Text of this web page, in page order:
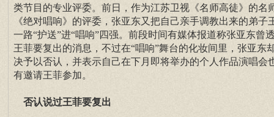
类节目的专业评委。前日，作为江苏卫视《名师高徒》的名
《绝对唱响》的评委，张亚东又把自己亲手调教出来的弟子
一路“护送”进“唱响”四强。前段时间有媒体报道称张亚东曾
王菲要复出的消息，不过在“唱响”舞台的化妆间里，张亚东
决予以否认，并表示自己在下月即将举办的个人作品演唱会
有邀请王菲参加。
否认说过王菲要复出